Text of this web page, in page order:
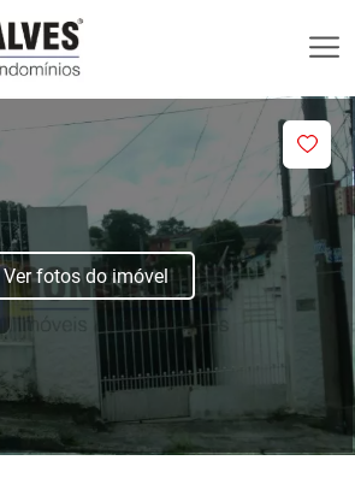
Ver fotos do imóvel